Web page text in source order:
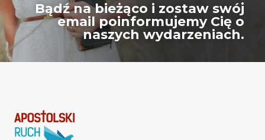
Bądź na bieżąco i zostaw swój
email poinformujemy Cię o
naszych wydarzeniach.